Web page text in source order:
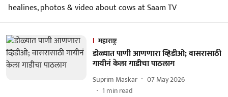
healines, photos & video about cows at Saam TV
महाराष्ट्र
डोळ्यात पाणी आणणारा व्हिडीओ; वासरासाठी
गायीनं केला गाडीचा पाठलाग
Suprim Maskar
07 May 2026
1 min read